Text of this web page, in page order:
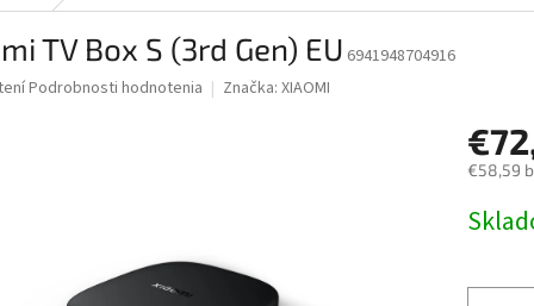
TV Box S (3rd Gen) EU 6941948704916
Podrobnosti hodnotenia Značka: XIAOMI
€58,59
cena: